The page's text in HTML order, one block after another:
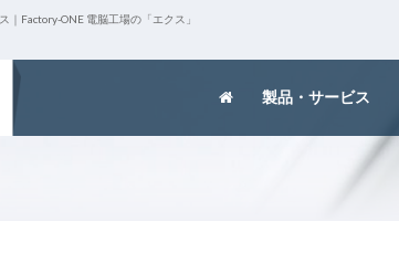
Factory-ONE 電脳工場の「エクス」
製品・サービス